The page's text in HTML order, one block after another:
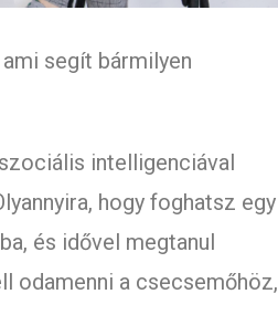
segít bármilyen
intelligenciával
hogy foghatsz egy
és idővel megtanul
odamenni a csecsemőhöz,